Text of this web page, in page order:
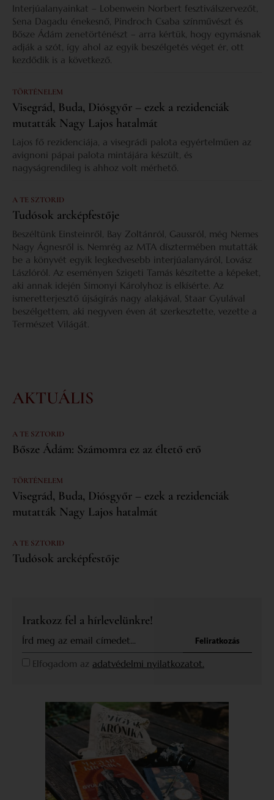
Interjúalanyainkat – Lobenwein Norbert fesztiválszervezőt,
Sena Dagadu énekesnő, Pindroch Csaba színművészt és
Bősze Ádám zenetörténészt – arra kértük, hogy egymásnak
adják a szót, így ahol az egyik beszélgetés véget ér, ott
kezdődik is a következő.
TÖRTÉNELEM
Visegrád, Buda, Diósgyőr – ezek a rezidenciák
mutatták Nagy Lajos hatalmát
Lajos fő rezidenciája, a visegrádi palota egyértelműen az
avignoni pápai palota mintájára készült, és
nagyságrendileg is ahhoz volt mérhető.
A TE SZTORID
Tudósok arcképfestője
Beszéltünk Einsteinről, Bay Zoltánról, Gaussról, még Nemes
Nagy Ágnesről is. Nemrég az MTA dísztermében mutatták
be a könyvét egyik legkedvesebb interjúalanyáról, Lovász
Lászlóról. Az eseményen Szigeti Tamás készítette a képeket,
aki annak idején Simonyi Károlyhoz is elkísérte. Az
ismeretterjesztő újságírás nagy alakjával, Staar Gyulával
beszélgettem, aki negyven éven át szerkesztette, vezette a
Természet Világát.
AKTUÁLIS
A TE SZTORID
Bősze Ádám: Számomra ez az éltető erő
TÖRTÉNELEM
Visegrád, Buda, Diósgyőr – ezek a rezidenciák
mutatták Nagy Lajos hatalmát
A TE SZTORID
Tudósok arcképfestője
Iratkozz fel a hírlevelünkre!
Elfogadom az adatvédelmi nyilatkozatot.
Feliratkozás